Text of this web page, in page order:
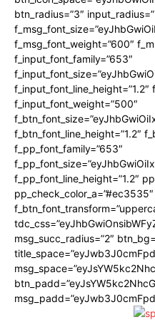
btn_radius=”3″
f_msg_font_weight=”600″
f_input_font_family=”653″
f_input_font_line_height=”1.2″
f_input_font_weight=”500″
f_btn_font_line_height=”1.2″
f_pp_font_family=”653″
f_pp_font_line_height=”1.2″
msg_succ_radius=”2″